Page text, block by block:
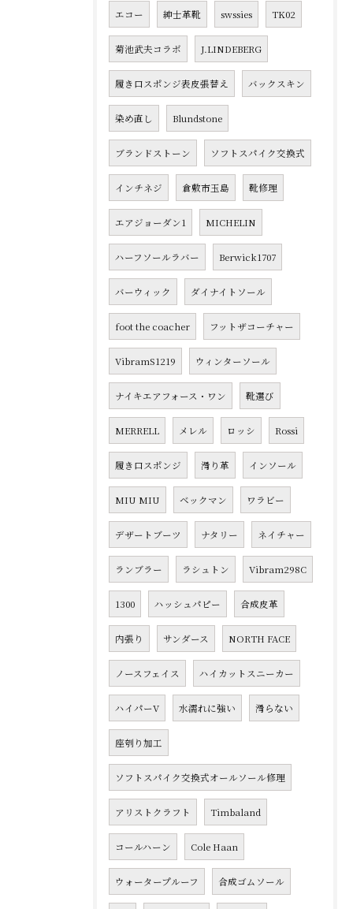
エコー 紳士革靴 swssies TK02
菊池武夫コラボ J.LINDEBERG
履き口スポンジ表皮張替え バックスキン
染め直し Blundstone
ブランドストーン ソフトスパイク交換式
インチネジ 倉敷市玉島 靴修理
エアジョーダン1 MICHELIN
ハーフソールラバー Berwick1707
バーウィック ダイナイトソール
foot the coacher フットザコーチャー
VibramS1219 ウィンターソール
ナイキエアフォース・ワン 靴選び
MERRELL メレル ロッシ Rossi
履き口スポンジ 滑り革 インソール
MIU MIU ベックマン ワラビー
デザートブーツ ナタリー ネイチャー
ランブラー ラシュトン Vibram298C
1300 ハッシュパピー 合成皮革
内張り サンダース NORTH FACE
ノースフェイス ハイカットスニーカー
ハイパーV 水濡れに強い 滑らない
座刳り加工
ソフトスパイク交換式オールソール修理
アリストクラフト Timbaland
コールハーン Cole Haan
ウォータープルーフ 合成ゴムソール